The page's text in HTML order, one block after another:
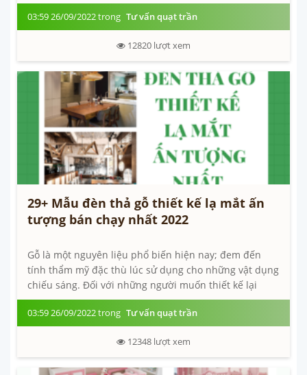
pháp sắp đặt thích hợp sẽ khiến...
03:59 26/09/2022 trong Tư vấn quạt trần
12820 lượt xem
29+ Mẫu đèn thả gỗ thiết kế lạ mắt ấn
tượng bán chạy nhất 2022
Gỗ là một nguyên liệu phổ biến hiện nay; đem đến
tính thẩm mỹ đặc thù lúc sử dụng cho những vật dụng
chiếu sáng. Đối với những người muốn thiết kế lại
không gian của ngôi nhà tiên tiến;...
03:59 26/09/2022 trong Tư vấn quạt trần
12348 lượt xem